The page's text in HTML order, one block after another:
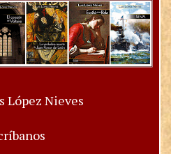
López Nieves